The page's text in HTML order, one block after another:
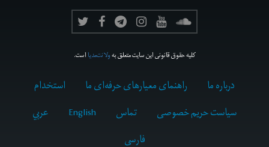
کلیه حقوق قانونی این سایت متعلق بهولانت‌مدیااست.
درباره ما راهنمای معیارهای حرفه‌ای ما
استخدام
سیاست حریم خصوصی
تماس English
عربي
فارسى